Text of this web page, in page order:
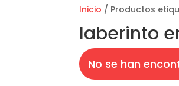
Inicio / Productos
laberinto
No se han